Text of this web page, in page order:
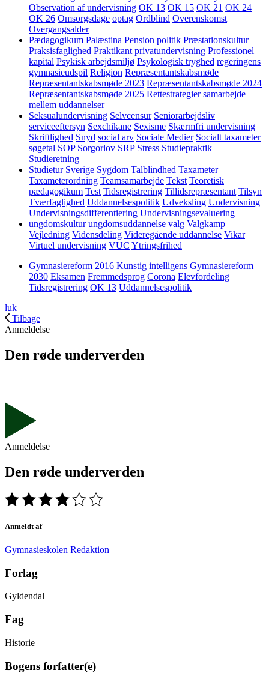
Observation af undervisning OK 13 OK 15 OK 21 OK 24
OK 26 Omsorgsdage optag Ordblind Overenskomst
Overgangsalder
Pædagogikum Palæstina Pension politik Præstationskultur
Praksisfaglighed Praktikant privatundervisning Professionel
kapital Psykisk arbejdsmiljø Psykologisk tryghed regeringens
gymnasieudspil Religion Repræsentantskabsmøde
Repræsentantskabsmøde 2023 Repræsentantskabsmøde 2024
Repræsentantskabsmøde 2025 Rettestrategier samarbejde
mellem uddannelser
Seksualundervisning Selvcensur Seniorarbejdsliv
serviceeftersyn Sexchikane Sexisme Skærmfri undervisning
Skriftlighed Snyd social arv Sociale Medier Socialt taxameter
søgetal SOP Sorgorlov SRP Stress Studiepraktik
Studieretning
Studietur Sverige Sygdom Talblindhed Taxameter
Taxameterordning Teamsamarbejde Tekst Teoretisk
pædagogikum Test Tidsregistrering Tillidsrepræsentant Tilsyn
Tværfaglighed Uddannelsespolitik Udveksling Undervisning
Undervisningsdifferentiering Undervisningsevaluering
ungdomskultur ungdomsuddannelse valg Valgkamp
Vejledning Vidensdeling Videregående uddannelse Vikar
Virtuel undervisning VUC Ytringsfrihed
Gymnasiereform 2016 Kunstig intelligens Gymnasiereform
2030 Eksamen Fremmedsprog Corona Elevfordeling
Tidsregistrering OK 13 Uddannelsespolitik
luk
Tilbage
Anmeldelse
Den røde underverden
Anmeldelse
Den røde underverden
Anmeldt af_
Gymnasieskolen Redaktion
Forlag
Gyldendal
Fag
Historie
Bogens forfatter(e)